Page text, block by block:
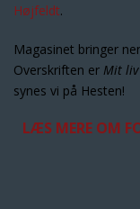
Højfeldt.
Magasinet bringer
Overskriften er Mit
synes vi på Hesten!
LÆS MERE OM